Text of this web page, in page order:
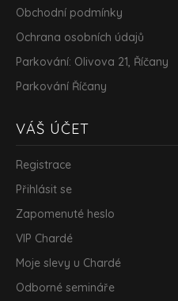
Obchodní podmínky
Ochrana osobních údajů
Parkování: Olivova 21, Říčany
Parkování Říčany
VÁŠ ÚČET
Registrace
Přihlásit se
Zapomenuté heslo
VIP Chardé
Moje slevy u Chardé
Odborné semináře